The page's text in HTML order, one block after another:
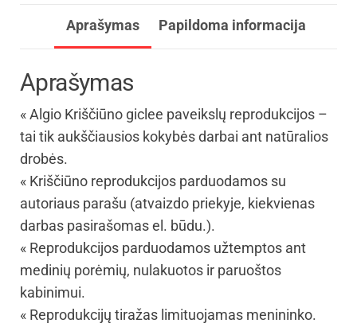
Aprašymas Papildoma informacija
Aprašymas
« Algio Kriščiūno giclee paveikslų reprodukcijos –
tai tik aukščiausios kokybės darbai ant natūralios
drobės.
« Kriščiūno reprodukcijos parduodamos su
autoriaus parašu (atvaizdo priekyje, kiekvienas
darbas pasirašomas el. būdu.).
« Reprodukcijos parduodamos užtemptos ant
medinių porėmių, nulakuotos ir paruoštos
kabinimui.
« Reprodukcijų tiražas limituojamas menininko.